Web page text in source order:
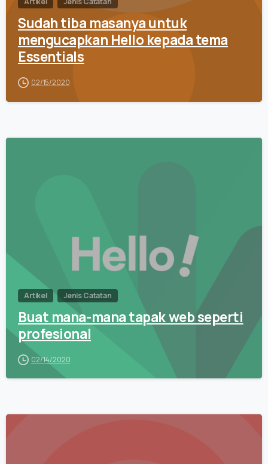
Sudah tiba masanya untuk
mengucapkan Hello kepada tema
Essentials
02/15/2020
Artikel Jenis Catatan
Buat mana-mana tapak web seperti
profesional
02/14/2020